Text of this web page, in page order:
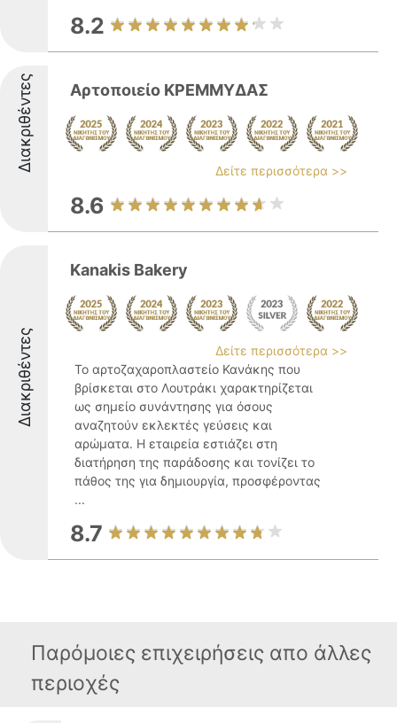
8.2
Διακριθέντες Αρτοποιείο ΚΡΕΜΜΥΔΑΣ
Δείτε περισσότερα >>
8.6
Διακριθέντες
Kanakis Bakery
Δείτε περισσότερα >>
Το αρτοζαχαροπλαστείο Κανάκης που
βρίσκεται στο Λουτράκι χαρακτηρίζεται
ως σημείο συνάντησης για όσους
αναζητούν εκλεκτές γεύσεις και
αρώματα. Η εταιρεία εστιάζει στη
διατήρηση της παράδοσης και τονίζει το
πάθος της για δημιουργία, προσφέροντας
...
8.7
Παρόμοιες επιχειρήσεις απο άλλες
περιοχές